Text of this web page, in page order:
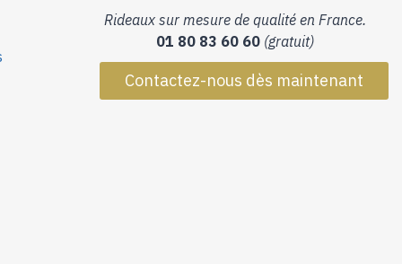
Rideaux sur mesure de qualité en France.
01 80 83 60 60 (gratuit)
Contactez-nous dès maintenant